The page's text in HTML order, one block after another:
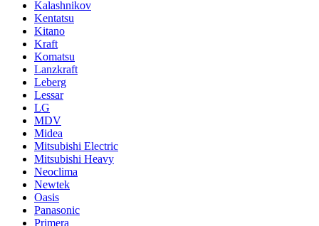
Kalashnikov
Kentatsu
Kitano
Kraft
Komatsu
Lanzkraft
Leberg
Lessar
LG
MDV
Midea
Mitsubishi Electric
Mitsubishi Heavy
Neoclima
Newtek
Oasis
Panasonic
Primera